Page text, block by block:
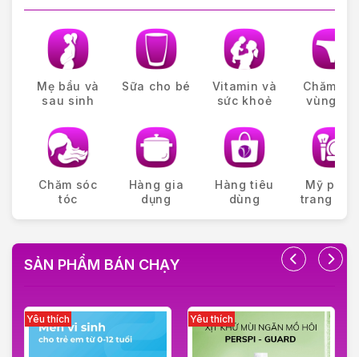
Mẹ bầu và
sau sinh
Chăm sóc
tóc
Sữa cho bé
Hàng gia
dụng
Vitamin và
sức khoẻ
Hàng tiêu
dùng
Chăm
vùng kín
Mỹ phẩm
trang
SẢN PHẨM BÁN CHẠY